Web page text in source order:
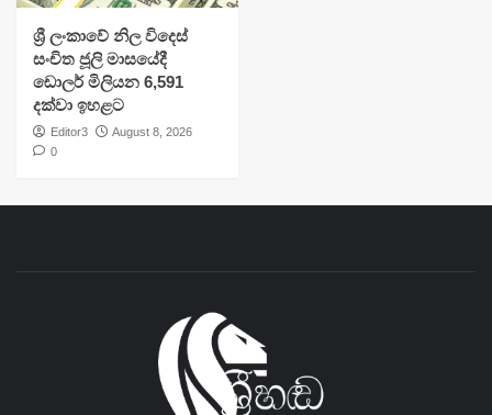
ශ්‍රී ලංකාවේ නිල විදෙස්
සංචිත ජූලි මාසයේදී
ඩොලර් මිලියන 6,591
දක්වා ඉහළට
Editor3
August 8, 2026
0